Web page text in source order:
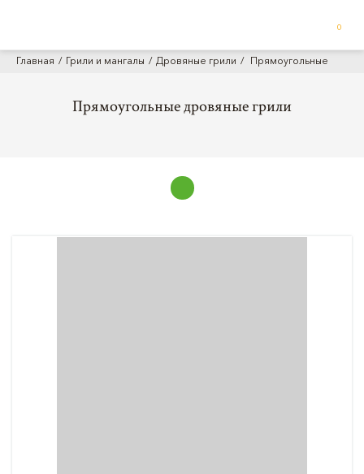
0
Главная Грили и мангалы Дровяные грили Прямоугольные
Прямоугольные дровяные грили